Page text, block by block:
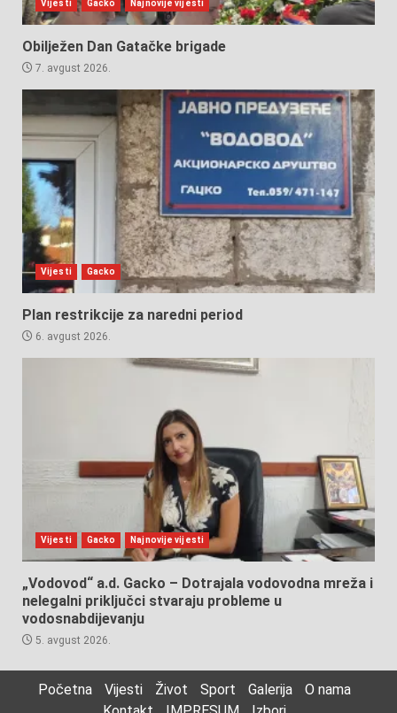
Vijesti Gacko Najnovije vijesti
Obilježen Dan Gatačke brigade
7. avgust 2026.
Vijesti Gacko
Plan restrikcije za naredni period
6. avgust 2026.
Vijesti Gacko Najnovije vijesti
„Vodovod“ a.d. Gacko – Dotrajala vodovodna mreža i
nelegalni priključci stvaraju probleme u
vodosnabdijevanju
5. avgust 2026.
Početna Vijesti Život Sport Galerija
O nama